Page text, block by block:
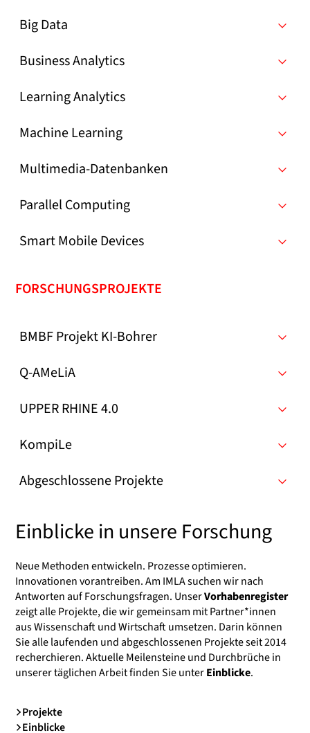
Big Data
Business Analytics
Learning Analytics
Machine Learning
Multimedia-Datenbanken
Parallel Computing
Smart Mobile Devices
FORSCHUNGSPROJEKTE
BMBF Projekt KI-Bohrer
Q-AMeLiA
UPPER RHINE 4.0
KompiLe
Abgeschlossene Projekte
Einblicke in unsere Forschung
Neue Methoden entwickeln. Prozesse optimieren.
Innovationen vorantreiben. Am IMLA suchen wir nach
Antworten auf Forschungsfragen. UnserVorhabenregister
zeigt alle Projekte, die wir gemeinsam mit Partner*innen
aus Wissenschaft und Wirtschaft umsetzen. Darin können
Sie alle laufenden und abgeschlossenen Projekte seit 2014
recherchieren. Aktuelle Meilensteine und Durchbrüche in
unserer täglichen Arbeit finden Sie unterEinblicke.
Projekte
Einblicke